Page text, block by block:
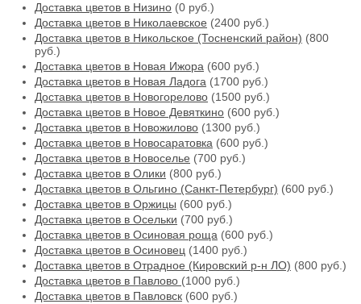
Доставка цветов в Низино (0 руб.)
Доставка цветов в Николаевское (2400 руб.)
Доставка цветов в Никольское (Тосненский район) (800
руб.)
Доставка цветов в Новая Ижора (600 руб.)
Доставка цветов в Новая Ладога (1700 руб.)
Доставка цветов в Новогорелово (1500 руб.)
Доставка цветов в Новое Девяткино (600 руб.)
Доставка цветов в Новожилово (1300 руб.)
Доставка цветов в Новосаратовка (600 руб.)
Доставка цветов в Новоселье (700 руб.)
Доставка цветов в Олики (800 руб.)
Доставка цветов в Ольгино (Санкт-Петербург) (600 руб.)
Доставка цветов в Оржицы (600 руб.)
Доставка цветов в Осельки (700 руб.)
Доставка цветов в Осиновая роща (600 руб.)
Доставка цветов в Осиновец (1400 руб.)
Доставка цветов в Отрадное (Кировский р-н ЛО) (800 руб.)
Доставка цветов в Павлово (1000 руб.)
Доставка цветов в Павловск (600 руб.)